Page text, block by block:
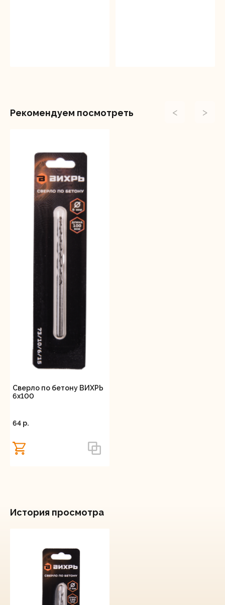
Рекомендуем посмотреть < >
Сверло по бетону ВИХРЬ
6x100
64 p.
История просмотра